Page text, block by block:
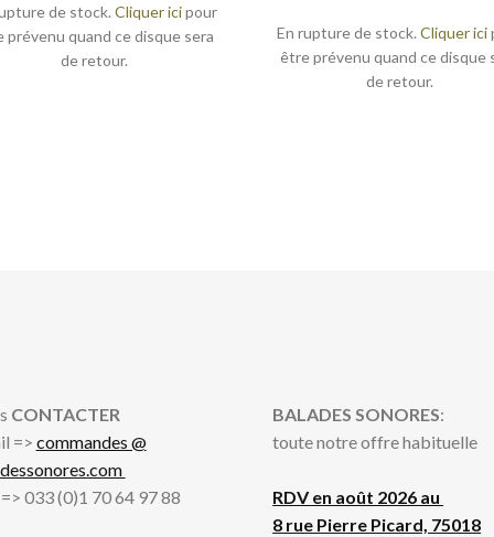
de stock. Cliquer icipour
prévenu quand ce disque sera
de retour.
En rupture de stock.Cliquer ici
être prévenu quand ce disque
de retour.
CONTACTER
=> commandes @
033 (0)1 70 64 97 88
BALADES SONORES:
toute notre offre habituelle
RDV en août 2026 au
8 rue Pierre Picard, 75018